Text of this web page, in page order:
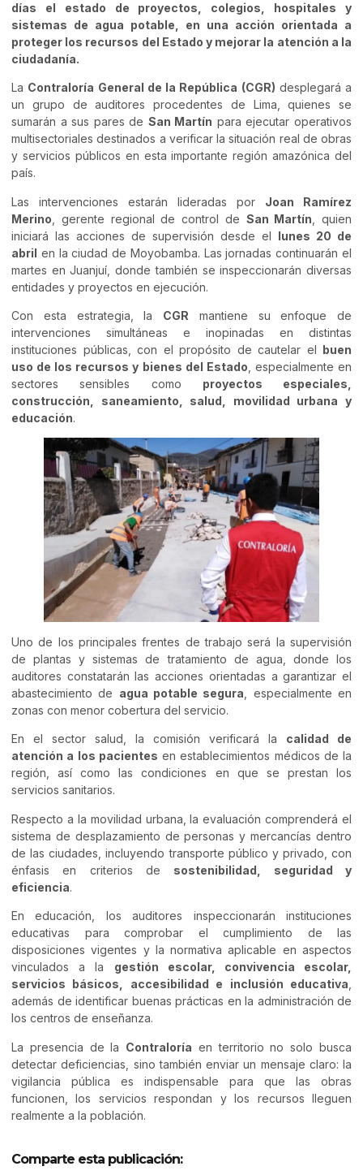
días el estado de proyectos, colegios, hospitales y
sistemas de agua potable, en una acción orientada a
proteger los recursos del Estado y mejorar la atención a la
ciudadanía.
La Contraloría General de la República (CGR) desplegará a
un grupo de auditores procedentes de Lima, quienes se
sumarán a sus pares de San Martín para ejecutar operativos
multisectoriales destinados a verificar la situación real de obras
y servicios públicos en esta importante región amazónica del
país.
Las intervenciones estarán lideradas por Joan Ramírez
Merino , gerente regional de control de San Martín , quien
iniciará las acciones de supervisión desde el lunes 20 de
abril en la ciudad de Moyobamba. Las jornadas continuarán el
martes en Juanjuí, donde también se inspeccionarán diversas
entidades y proyectos en ejecución.
Con esta estrategia, la CGR mantiene su enfoque de
intervenciones simultáneas e inopinadas en distintas
instituciones públicas, con el propósito de cautelar el buen
uso de los recursos y bienes del Estado , especialmente en
sectores sensibles como proyectos especiales,
construcción, saneamiento, salud, movilidad urbana y
educación.
Uno de los principales frentes de trabajo será la supervisión
de plantas y sistemas de tratamiento de agua, donde los
auditores constatarán las acciones orientadas a garantizar el
abastecimiento de agua potable segura , especialmente en
zonas con menor cobertura del servicio.
En el sector salud, la comisión verificará la calidad de
atención a los pacientes en establecimientos médicos de la
región, así como las condiciones en que se prestan los
servicios sanitarios.
Respecto a la movilidad urbana, la evaluación comprenderá el
sistema de desplazamiento de personas y mercancías dentro
de las ciudades, incluyendo transporte público y privado, con
énfasis en criterios de sostenibilidad, seguridad y
eficiencia.
En educación, los auditores inspeccionarán instituciones
educativas para comprobar el cumplimiento de las
disposiciones vigentes y la normativa aplicable en aspectos
vinculados a la gestión escolar, convivencia escolar,
servicios básicos, accesibilidad e inclusión educativa
además de identificar buenas prácticas en la administración de
los centros de enseñanza.
La presencia de la Contraloría en territorio no solo busca
detectar deficiencias, sino también enviar un mensaje claro: la
vigilancia pública es indispensable para que las obras
funcionen, los servicios respondan y los recursos lleguen
realmente a la población.
Comparte esta publicación: